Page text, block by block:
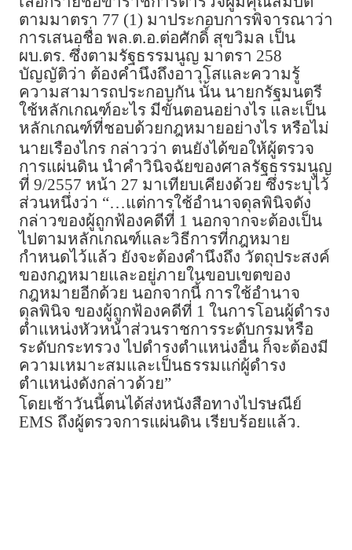
ตามมาตรา 77 (1) มาประกอบการพิจารณาว่า
การเสนอชื่อ พล.ต.อ.ต่อศักดิ์ สุขวิมล เป็น
ผบ.ตร. ซึ่งตามรัฐธรรมนูญ มาตรา 258
บัญญัติว่า ต้องคำนึงถึงอาวุโสและความรู้
ความสามารถประกอบกัน นั้น นายกรัฐมนตรี
ใช้หลักเกณฑ์อะไร มีขั้นตอนอย่างไร และเป็น
หลักเกณฑ์ที่ชอบด้วยกฎหมายอย่างไร หรือไม่
นายเรืองไกร กล่าวว่า ตนยังได้ขอให้ผู้ตรวจ
การแผ่นดิน นำคำวินิจฉัยของศาลรัฐธรรมนูญ
ที่ 9/2557 หน้า 27 มาเทียบเคียงด้วย ซึ่งระบุไว้
ส่วนหนึ่งว่า “…แต่การใช้อำนาจดุลพินิจดัง
กล่าวของผู้ถูกฟ้องคดีที่ 1 นอกจากจะต้องเป็น
ไปตามหลักเกณฑ์และวิธีการที่กฎหมาย
กำหนดไว้แล้ว ยังจะต้องคำนึงถึง วัตถุประสงค์
ของกฎหมายและอยู่ภายในขอบเขตของ
กฎหมายอีกด้วย นอกจากนี้ การใช้อำนาจ
ดุลพินิจ ของผู้ถูกฟ้องคดีที่ 1 ในการโอนผู้ดำรง
ตำแหน่งหัวหน้าส่วนราชการระดับกรมหรือ
ระดับกระทรวง ไปดำรงตำแหน่งอื่น ก็จะต้องมี
ความเหมาะสมและเป็นธรรมแก่ผู้ดำรง
ตำแหน่งดังกล่าวด้วย”
โดยเช้าวันนี้ตนได้ส่งหนังสือทางไปรษณีย์
EMS ถึงผู้ตรวจการแผ่นดิน เรียบร้อยแล้ว.